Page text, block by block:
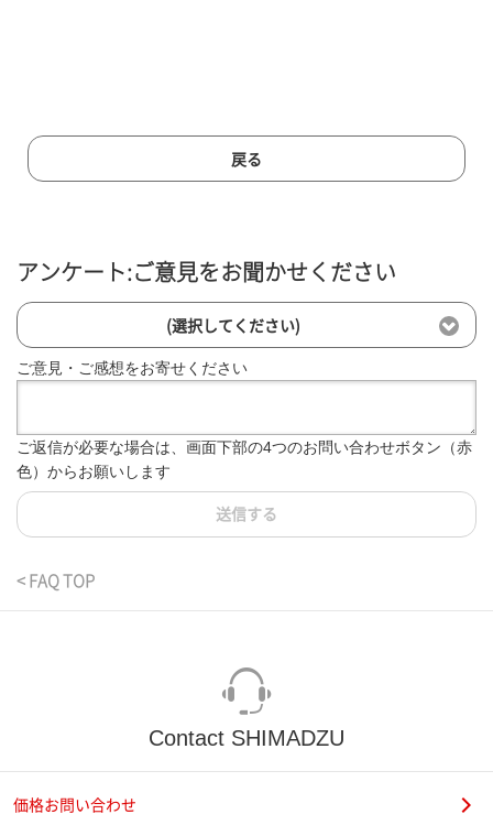
戻る
アンケート:ご意見をお聞かせください
(選択してください)
ご意見・ご感想をお寄せください
ご返信が必要な場合は、画面下部の4つのお問い合わせボタン（赤
色）からお願いします
送信する
< FAQ TOP
Contact SHIMADZU
価格お問い合わせ